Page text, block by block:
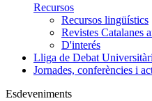
Recursos
Recursos lingüístics
Revistes Catalanes
D'interés
Lliga de Debat
Jornades, conferències i
Esdeveniments